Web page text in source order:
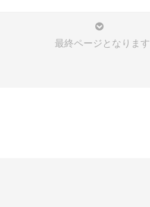
最終ページとなります